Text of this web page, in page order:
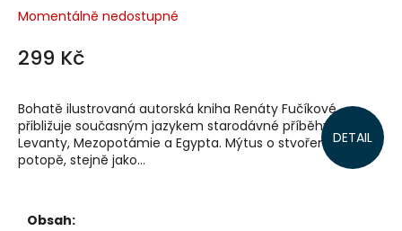
Momentálně nedostupné
299 Kč
DETAIL
Bohatě ilustrovaná autorská kniha Renáty Fučíkové
přibližuje současným jazykem starodávné příběhy z
Levanty, Mezopotámie a Egypta. Mýtus o stvoření světa, o
potopě, stejně jako...
Obsah: